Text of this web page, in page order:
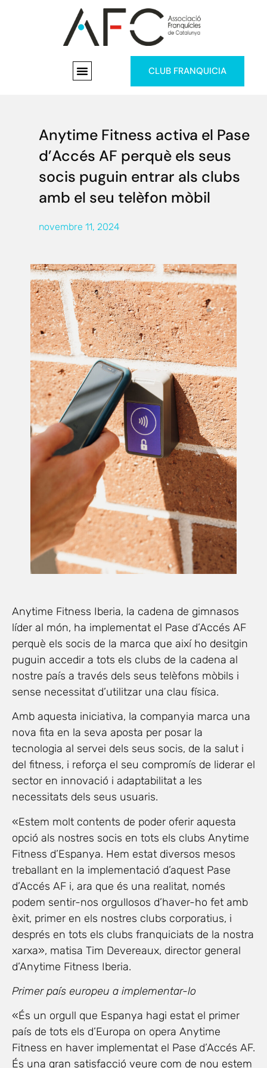
CLUB FRANQUICIA
Anytime Fitness activa el Pase
d’Accés AF perquè els seus
socis puguin entrar als clubs
amb el seu telèfon mòbil
novembre 11, 2024
Anytime Fitness Iberia, la cadena de gimnasos
líder al món, ha implementat el Pase d’Accés AF
perquè els socis de la marca que així ho desitgin
puguin accedir a tots els clubs de la cadena al
nostre país a través dels seus telèfons mòbils i
sense necessitat d’utilitzar una clau física.
Amb aquesta iniciativa, la companyia marca una
nova fita en la seva aposta per posar la
tecnologia al servei dels seus socis, de la salut i
del fitness, i reforça el seu compromís de liderar el
sector en innovació i adaptabilitat a les
necessitats dels seus usuaris.
«Estem molt contents de poder oferir aquesta
opció als nostres socis en tots els clubs Anytime
Fitness d’Espanya. Hem estat diversos mesos
treballant en la implementació d’aquest Pase
d’Accés AF i, ara que és una realitat, només
podem sentir-nos orgullosos d’haver-ho fet amb
èxit, primer en els nostres clubs corporatius, i
després en tots els clubs franquiciats de la nostra
xarxa», matisa Tim Devereaux, director general
d’Anytime Fitness Iberia.
Primer país europeu a implementar-lo
«És un orgull que Espanya hagi estat el primer
país de tots els d’Europa on opera Anytime
Fitness en haver implementat el Pase d’Accés AF.
És una gran satisfacció veure com de nou estem